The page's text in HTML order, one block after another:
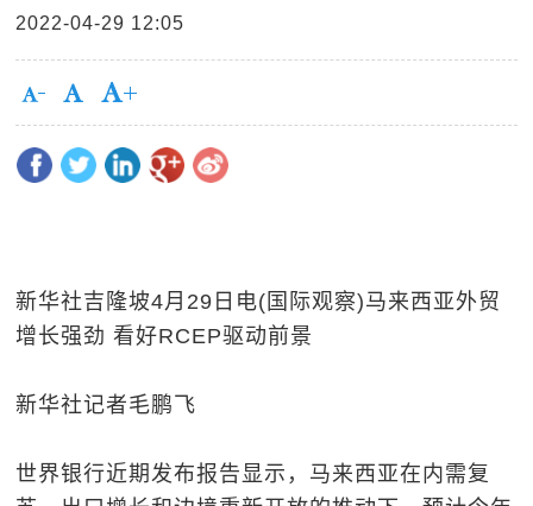
2022-04-29 12:05
新华社吉隆坡4月29日电(国际观察)马来西亚外贸
增长强劲 看好RCEP驱动前景
新华社记者毛鹏飞
世界银行近期发布报告显示，马来西亚在内需复